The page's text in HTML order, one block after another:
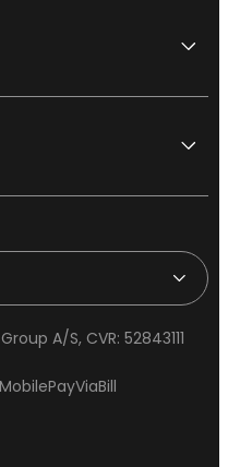
A/S, CVR: 52843111
MobilePayViaBill